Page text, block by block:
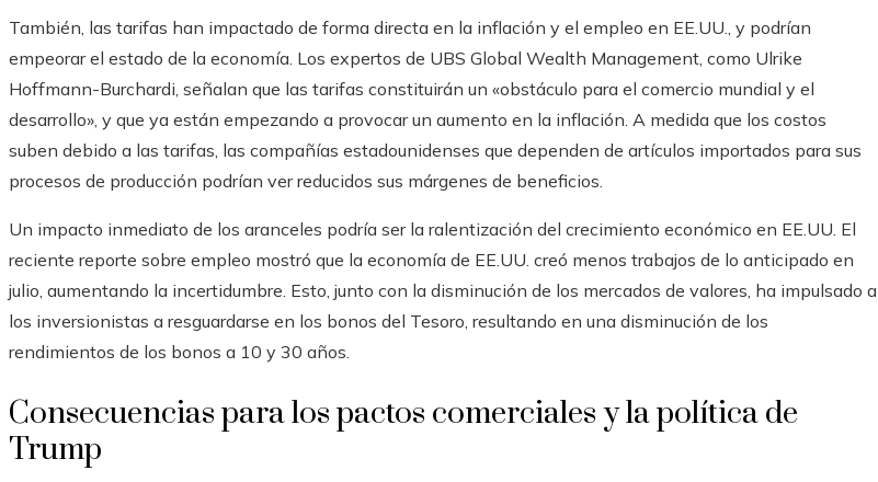
También, las tarifas han impactado de forma directa en la inflación y el empleo en EE.UU., y podrían
empeorar el estado de la economía. Los expertos de UBS Global Wealth Management, como Ulrike
Hoffmann-Burchardi, señalan que las tarifas constituirán un «obstáculo para el comercio mundial y el
desarrollo», y que ya están empezando a provocar un aumento en la inflación. A medida que los costos
suben debido a las tarifas, las compañías estadounidenses que dependen de artículos importados para sus
procesos de producción podrían ver reducidos sus márgenes de beneficios.
Un impacto inmediato de los aranceles podría ser la ralentización del crecimiento económico en EE.UU. El
reciente reporte sobre empleo mostró que la economía de EE.UU. creó menos trabajos de lo anticipado en
julio, aumentando la incertidumbre. Esto, junto con la disminución de los mercados de valores, ha impulsado a
los inversionistas a resguardarse en los bonos del Tesoro, resultando en una disminución de los
rendimientos de los bonos a 10 y 30 años.
Consecuencias para los pactos comerciales y la política de
Trump